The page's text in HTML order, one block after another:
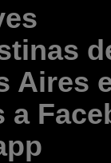
Aires
a